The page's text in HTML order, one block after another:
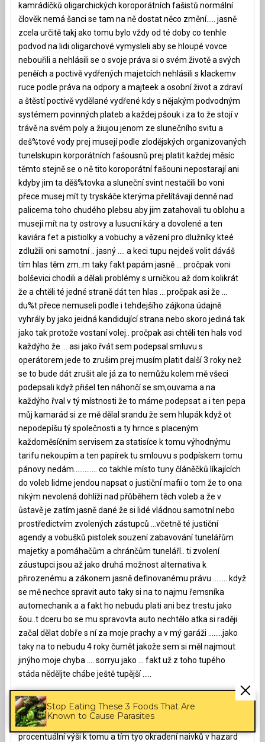
kamrádíčků oligarchických koroporátních fašistů normální
člověk nemá šanci se tam na ně dostat něco změní….. jasně
zcela určitě takj ako tomu bylo vždy od té doby co tenhle
podvod na lidi oligarchové vymysleli aby se hloupé vovce
nebouřili a nehlásili se o svoje práva si o svém životě a svých
peněích a poctivě vydřených majetcích nehlásili s klackemv
ruce podle práva na odpory a majteek a osobní život a zdraví
a štěstí poctivě vydělané vydřené kdy s nějakým podvodným
systémem povinných plateb a každej pšouk i za to že stojí v
trávě na svém poly a žiujou jenom ze slunečního svitu a
deš%tové vody prej musejí podle zlodějských organizovaných
tunelskupin korporátních fašousnů prej platit každej měsíc
těmto stejně se o ně tito koroporátní fašouni nepostarají ani
kdyby jim ta děš%tovka a sluneční svint nestačili bo voni
přece musej mít ty tryskáče kterýma přelítávají denně nad
palicema toho chudého plebsu aby jim zatahovali tu oblohu a
musejí mít na ty ostrovy a lusucní káry a dovolené a ten
kaviára fet a pistiolky a vobuchy a vězení pro dlužníky kteé
zdlužili oni samotní .. jasný …. a keci tupu nejdeš volit dáváš
tím hlas těm zm..m taky fakt papám jasně … pročpak voni
bolševici chodili a dělali problémy s urničkou až dom kolikrát
že a chtěli té jedné straně dát ten hlas … pročpak asi že …
du%t přece nemuseli podle i tehdejšího zájkona údajně
vyhrály by jako jeidná kandidující strana nebo skoro jediná tak
jako tak protože vostaní volej.. pročpak asi chtěli ten hals vod
každýho že … asi jako řvát sem podepsal smluvu s
operátorem jede to zrušim prej musím platit další 3 roky než
se to bude dát zrušit ale já za to nemůžu kolem mě všeci
podepsali když přišel ten náhončí se sm,ouvama a na
každýho řval v tý místnosti že to máme podepsat a i ten pepa
můj kamarád si ze mě dělal srandu že sem hlupák když ot
nepodepíšu tý společnosti a ty hrnce s placeným
každoměsíčním servisem za statisíce k tomu výhodnýmu
tarifu nekoupím a ten papírek tu smlouvu s podpískem tomu
pánovy nedám…………. co takhle místo tuny článěčků líkajících
do voleb lidme jendou napsat o justiční mafii o tom že to ona
nikým nevolená dohlíží nad přůběhem těch voleb a že v
ůstavě je zatím jasně dané že si lidé vládnou samotní nebo
prostředictvím zvolených zástupců …včetně té justiční
agendy a vobušků pistolek souzení zabavování tunelářům
majetky a pomáhačům a chránčům tunelářl.. ti zvolení
záustupci jsou až jako druhá možnost alternativa k
přirozenému a zákonem jasně definovanému právu …….. když
se mě nechce spravit auto taky si na to najmu řemsníka
automechanik a a fakt ho nebudu plati ani bez trestu jako
šou..t dceru bo se mu spravovta auto nechtělo atka si raději
začal dělat dobře s ní za moje prachy a v mý garáži ……..jako
taky na to nebudu 4 roky čumět jakože sem si měl najmout
jinýho moje chyba …. sorryu jako … fakt už z toho tupého
stáda něděljte chábe ještě tupější …..
to že kdovíjakým způsobem někdo vyhraje v dobrovolné
sprortce miliardu těch ostatních plus si nechá sázková
soukromá firma prachy od těch ostatních v nemalé
procentuální výši k tomu a tím tyo okradení naivků v hazard
Stop Eating These 3 Foods That Are
Known to Cause Parasites